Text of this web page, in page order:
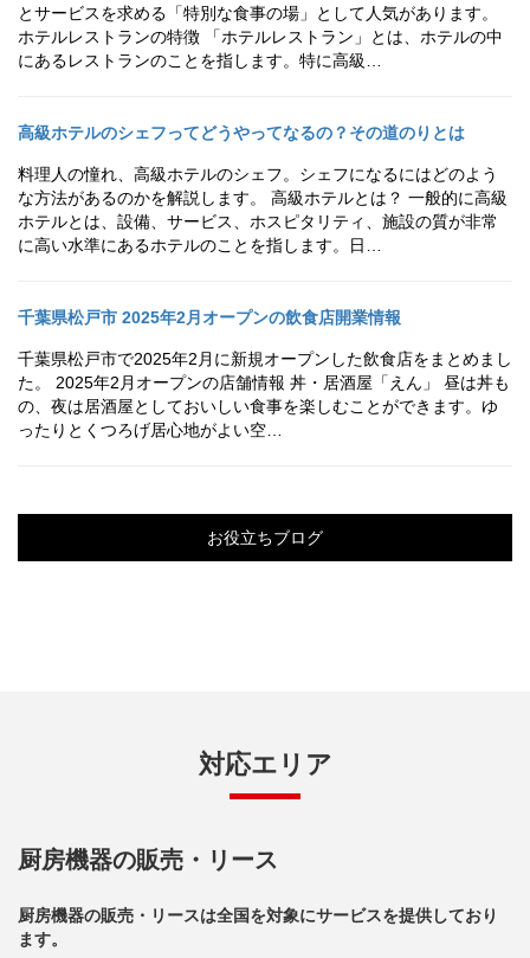
とサービスを求める「特別な食事の場」として人気があります。
ホテルレストランの特徴 「ホテルレストラン」とは、ホテルの中
にあるレストランのことを指します。特に高級…
高級ホテルのシェフってどうやってなるの？その道のりとは
料理人の憧れ、高級ホテルのシェフ。シェフになるにはどのよう
な方法があるのかを解説します。 高級ホテルとは？ 一般的に高級
ホテルとは、設備、サービス、ホスピタリティ、施設の質が非常
に高い水準にあるホテルのことを指します。日…
千葉県松戸市 2025年2月オープンの飲食店開業情報
千葉県松戸市で2025年2月に新規オープンした飲食店をまとめまし
た。 2025年2月オープンの店舗情報 丼・居酒屋「えん」 昼は丼も
の、夜は居酒屋としておいしい食事を楽しむことができます。ゆ
ったりとくつろげ居心地がよい空…
お役立ちブログ
対応エリア
厨房機器の販売・リース
厨房機器の販売・リースは全国を対象にサービスを提供しており
ます。